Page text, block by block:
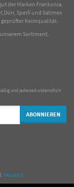
der Marken Frankonia,
Sperli und Satimex
Keimqualität.
Sortiment.
und jederzeit widerruflich
ABONNIEREN
Versand